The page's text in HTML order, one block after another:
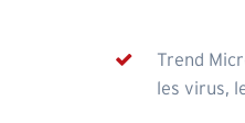
Trend
les virus,